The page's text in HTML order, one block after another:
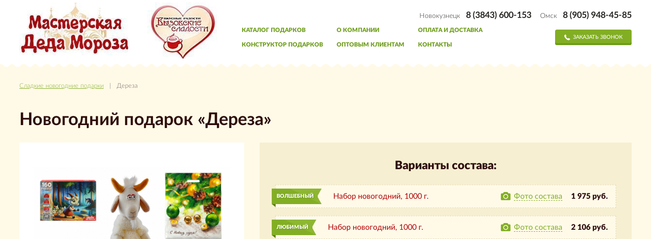
КАТАЛОГ ПОДАРКОВ
КОНСТРУКТОР ПОДАРКОВ
О КОМПАНИИ
ОПТОВЫМ КЛИЕНТАМ
ОПЛАТА И ДОСТАВКА
КОНТАКТЫ
Новокузнецк 8 (3843) 600-153 Омск 8 (905) 948-45-85
ЗАКАЗАТЬ ЗВОНОК
Сладкие новогодние подарки | Дереза
Новогодний подарок «Дереза»
Варианты состава:
ВОЛШЕБНЫЙ Набор новогодний, 1000 г. 1 975 руб.
Фото состава
ЛЮБИМЫЙ Набор новогодний, 1000 г. 2 106 руб.
Фото состава